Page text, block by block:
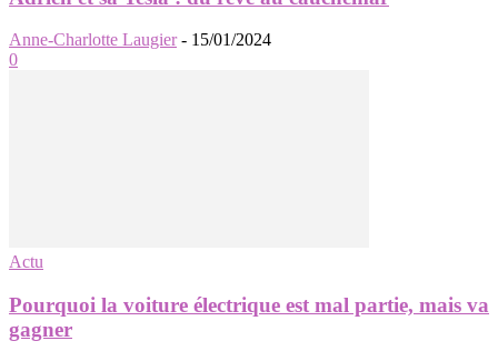
Anne-Charlotte Laugier - 15/01/2024
0
Actu
Pourquoi la voiture électrique est mal partie, mais va
gagner